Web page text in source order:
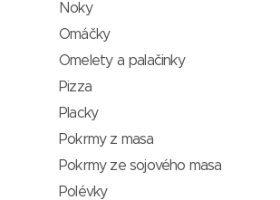
Noky
Omáčky
Omelety a palačinky
Pizza
Placky
Pokrmy z masa
Pokrmy ze sojového masa
Polévky